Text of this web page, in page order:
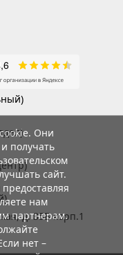
д. 35Б корп.1
Они
получать
сайт.
нам
партнерам.
нет –